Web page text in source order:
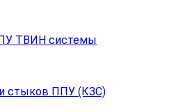
ТВИН системы
стыков ППУ (КЗС)